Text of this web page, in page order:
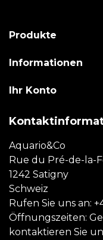
Produkte
Informationen
Ihr Konto
Aquario&Co
Rue du Pré-de-la-
1242 Satigny
Schweiz
Rufen Sie uns an:
Öffnungszeiten:
kontaktieren Sie